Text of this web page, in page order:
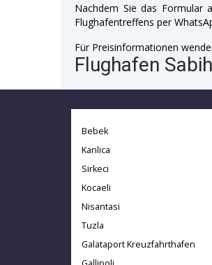
Nachdem Sie das Formular
Flughafentreffens per
Für Preisinformationen
Flughafen
Bebek
Kanlica
Sirkeci
Kocaeli
Nisantasi
Tuzla
Galataport Kreuzfahrthafen